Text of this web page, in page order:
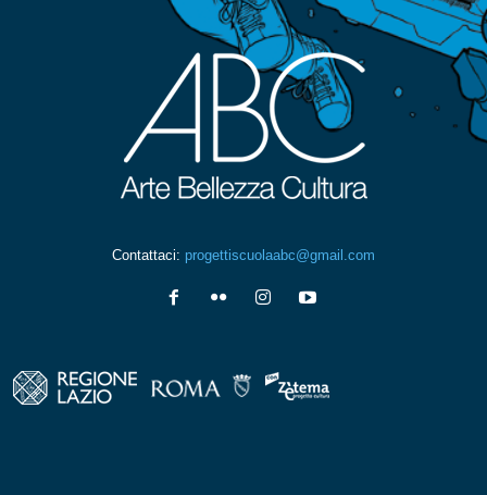
Contattaci: progettiscuolaabc@gmail.com